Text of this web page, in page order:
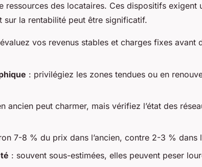
ressources des locataires. Ces dispositifs exigent
sur la rentabilité peut être significatif.
vos revenus stables et charges fixes avant
: privilégiez les zones tendues ou en
ancien peut charmer, mais vérifiez l’état des
7-8 % du prix dans l’ancien, contre 2-3 % dans
: souvent sous-estimées, elles peuvent peser